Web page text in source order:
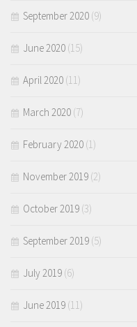
September 2020 (9)
June 2020 (15)
April 2020 (11)
March 2020 (7)
February 2020 (1)
November 2019 (2)
October 2019 (3)
September 2019 (5)
July 2019 (6)
June 2019 (11)